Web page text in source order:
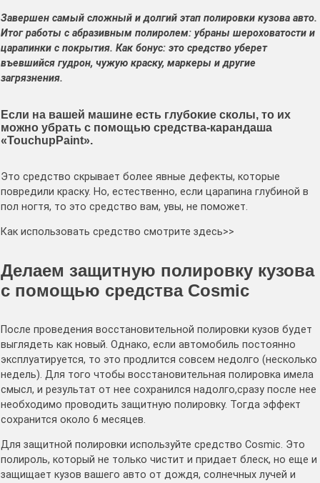
Завершен самый сложный и долгий этап полировки кузова авто.
Итог работы с абразивным полиролем: убраны шероховатости и
царапинки с покрытия. Как бонус: это средство уберет
въевшийся гудрон, чужую краску, маркеры и другие
загрязнения.
Если на вашей машине есть глубокие сколы, то их
можно убрать с помощью средства-карандаша
«TouchupPaint».
Это средство скрывает более явные дефекты, которые
повредили краску. Но, естественно, если царапина глубиной в
пол ногтя, то это средство вам, увы, не поможет.
Как использовать средство смотрите здесь>>
Делаем защитную полировку кузова
с помощью средства Cosmic
После проведения восстановительной полировки кузов будет
выглядеть как новый. Однако, если автомобиль постоянно
эксплуатируется, то это продлится совсем недолго (несколько
недель). Для того чтобы восстановительная полировка имела
смысл, и результат от нее сохранился надолго,сразу после нее
необходимо проводить защитную полировку. Тогда эффект
сохранится около 6 месяцев.
Для защитной полировки используйте средство Cosmic. Это
полироль, который не только чистит и придает блеск, но еще и
защищает кузов вашего авто от дождя, солнечных лучей и